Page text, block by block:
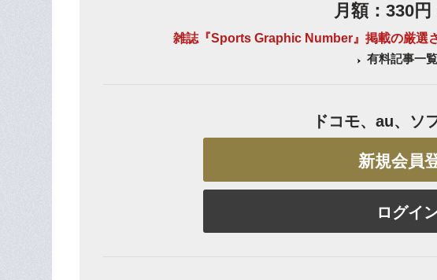
月額：330円
雑誌『Sports Graphic Number』掲載の厳選
有料記事一
ドコモ、au、ソ
新規会員
ログイ